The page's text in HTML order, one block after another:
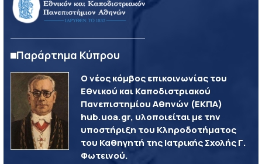
Παράρτημα Κύπρου
Ο νέος κόμβος επικοινωνίας του
Εθνικού και Καποδιστριακού
Πανεπιστημίου Αθηνών (ΕΚΠΑ)
hub.uoa.gr, υλοποιείται με την
υποστήριξη του Κληροδοτήματος
του Καθηγητή της Ιατρικής Σχολής Γ.
Φωτεινού.